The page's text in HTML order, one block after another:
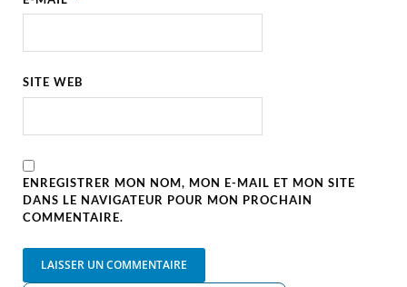
SITE WEB
ENREGISTRER MON NOM, MON E-MAIL ET MON SITE
DANS LE NAVIGATEUR POUR MON PROCHAIN
COMMENTAIRE.